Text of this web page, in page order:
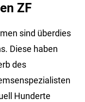
ZF
sind überdies
Diese haben
des
Hunderte